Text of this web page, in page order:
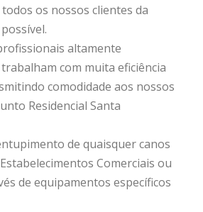
os nossos clientes da
altamente
com muita eficiência
comodidade aos nossos
Residencial Santa
de quaisquer canos
Comerciais ou
de equipamentos específicos